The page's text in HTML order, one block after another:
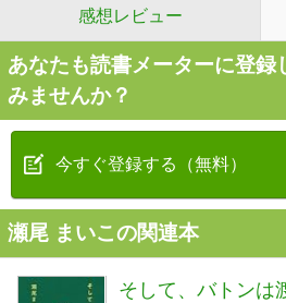
感想レビュー
あなたも読書メーターに登録
みませんか？
今すぐ登録する（無料）
瀬尾 まいこの関連本
そして、バトンは